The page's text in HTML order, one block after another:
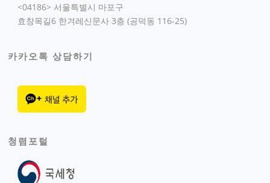
<04186> 서울특별시 마포구
효창목길6 한겨레신문사 3층 (공덕동 116-25)
카카오톡 상담하기
청렴포털